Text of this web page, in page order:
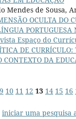
Mendes de Sousa,
OCULTA DO
PORTUGUESA
Espaço do
DE CURRÍCULO:
CONTEXTO DA
9 10 11 12 13 14 15 16
iniciar uma pesquisa